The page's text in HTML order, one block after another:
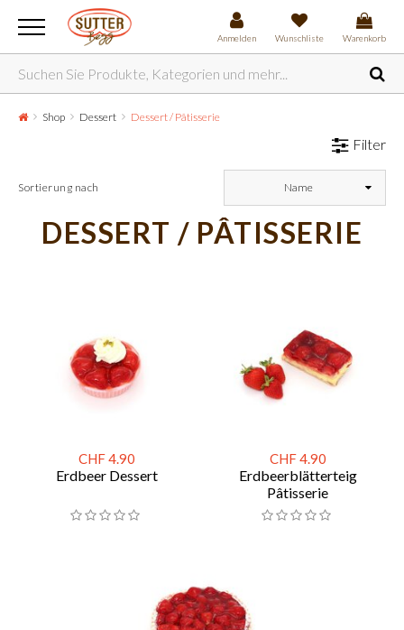
Anmelden Wunschliste Warenkorb
Shop Dessert Dessert / Pâtisserie
Filter
Sortierung nach Name
DESSERT / PÂTISSERIE
CHF 4.90
Erdbeer Dessert
CHF 4.90
Erdbeerblätterteig
Pâtisserie